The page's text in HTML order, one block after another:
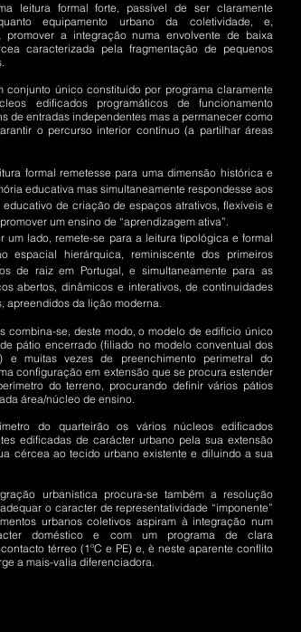
leitura formal forte, passível de ser claramente
equipamento urbano da coletividade, e,
promover a integração numa envolvente de baixa
caracterizada pela fragmentação de pequenos
conjunto único constituído por programa claramente
edificados programáticos de funcionamento
de entradas independentes mas a permanecer como
o percurso interior contínuo (a partilhar áreas
formal remetesse para uma dimensão histórica e
educativa mas simultaneamente respondesse aos
de criação de espaços atrativos, flexíveis e
um ensino de “aprendizagem ativa”.
um lado, remete-se para a leitura tipológica e formal
espacial hierárquica, reminiscente dos primeiros
de raiz em Portugal, e simultaneamente para as
abertos, dinâmicos e interativos, de continuidades
apreendidos da lição moderna.
combina-se, deste modo, o modelo de edifício único
pátio encerrado (filiado no modelo conventual dos
e muitas vezes de preenchimento perimetral do
configuração em extensão que se procura estender
do terreno, procurando definir vários pátios
área/núcleo de ensino.
do quarteirão os vários núcleos edificados
edificadas de carácter urbano pela sua extensão
cércea ao tecido urbano existente e diluindo a sua
urbanística procura-se também a resolução
o caracter de representatividade “imponente”
urbanos coletivos aspiram à integração num
doméstico e com um programa de clara
térreo (1ºC e PE) e, è neste aparente conflito
a mais-valia diferenciadora.